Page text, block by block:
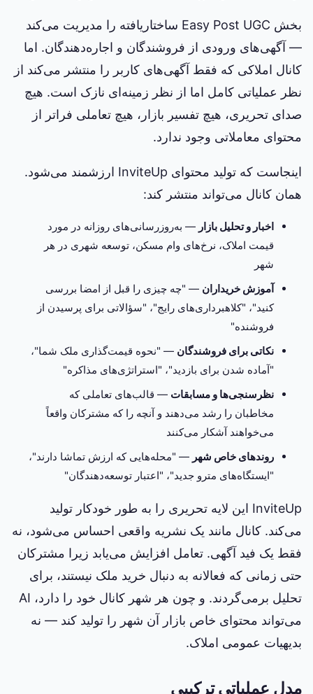
بخش Easy Post UGC ساختاریافته را مدیریت می‌کند
— آگهی‌های ورودی از فروشندگان و اجاره‌دهندگان. اما
کانال املاکی که فقط آگهی‌های کاربر را منتشر می‌کند از
نظر عملیاتی کامل اما از نظر زمینه‌ای نازک است. هیچ
صدای تحریری، هیچ تفسیر بازار، هیچ تعاملی فراتر از
محتوای معاملاتی وجود ندارد.
اینجاست که تولید محتوای InviteUp ارزشمند می‌شود.
همان کانال می‌تواند منتشر کند:
اخبار و تحلیل بازار— به‌روزرسانی‌های روزانه در مورد
قیمت املاک، نرخ‌های وام مسکن، توسعه شهری در هر
شهر
آموزش خریداران — "چه چیزی را قبل از امضا بررسی
کنید"، "کلاهبرداری‌های رایج"، "سؤالاتی برای پرسیدن از
فروشنده"
نکاتی برای فروشندگان— "نحوه قیمت‌گذاری ملک شما"،
"آماده شدن برای بازدید"، "استراتژی‌های مذاکره"
نظرسنجی‌ها و مسابقات— قالب‌های تعاملی که
مخاطبان را رشد می‌دهند و آنچه را که مشترکان واقعاً
می‌خواهند آشکار می‌کنند
روندهای خاص شهر— "محله‌هایی که ارزش تماشا دارند"،
"ایستگاه‌های مترو جدید"، "اعتبار توسعه‌دهندگان"
InviteUp این لایه تحریری را به طور خودکار تولید
می‌کند. کانال مانند یک نشریه واقعی احساس می‌شود، نه
فقط یک فید آگهی. تعامل افزایش می‌یابد زیرا مشترکان
حتی زمانی که فعالانه به دنبال خرید ملک نیستند، برای
تحلیل برمی‌گردند. و چون هر شهر کانال خود را دارد، AI
می‌تواند محتوای خاص بازار آن شهر را تولید کند — نه
بدیهیات عمومی املاک.
مدل عملیاتی ترکیبی